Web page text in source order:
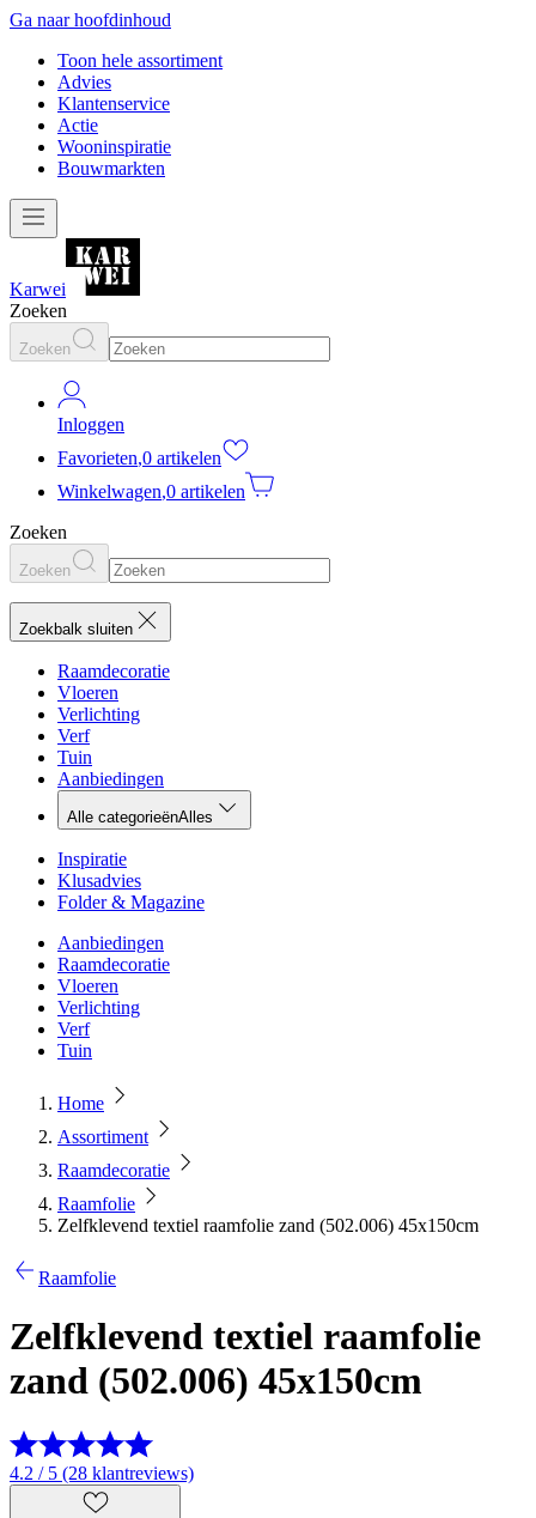
Ga naar hoofdinhoud
Toon hele assortiment
Advies
Klantenservice
Actie
Wooninspiratie
Bouwmarkten
Karwei
Zoeken
Zoeken
Inloggen
Favorieten,0 artikelen
Winkelwagen,0 artikelen
Zoeken
Zoeken
Zoekbalk sluiten
Raamdecoratie
Vloeren
Verlichting
Verf
Tuin
Aanbiedingen
Alle categorieënAlles
Inspiratie
Klusadvies
Folder & Magazine
Aanbiedingen
Raamdecoratie
Vloeren
Verlichting
Verf
Tuin
Home
Assortiment
Raamdecoratie
Raamfolie
Zelfklevend textiel raamfolie zand (502.006) 45x150cm
Raamfolie
Zelfklevend textiel raamfolie
zand (502.006) 45x150cm
4.2 / 5 (28 klantreviews)